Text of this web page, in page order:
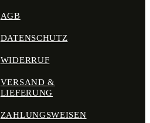
AGB
DATENSCHUTZ
WIDERRUF
VERSAND &
LIEFERUNG
ZAHLUNGSWEISEN